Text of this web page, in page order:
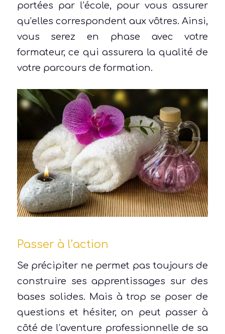
portées par l’école, pour vous assurer
qu’elles correspondent aux vôtres. Ainsi,
vous serez en phase avec votre
formateur, ce qui assurera la qualité de
votre parcours de formation.
Passer à l’action
Se précipiter ne permet pas toujours de
construire ses apprentissages sur des
bases solides. Mais à trop se poser de
questions et hésiter, on peut passer à
côté de l’aventure professionnelle de sa